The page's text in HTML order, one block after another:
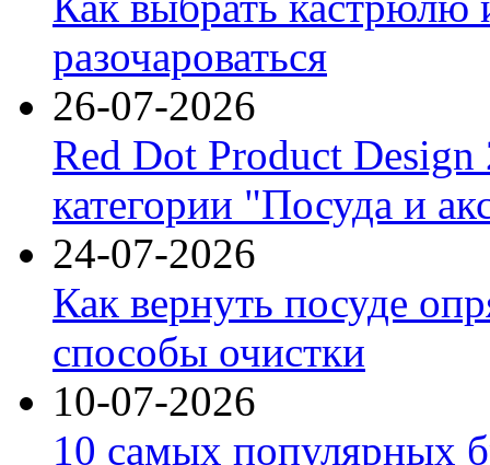
разочароваться
26-07-2026
Red Dot Product Design
категории "Посуда и
24-07-2026
Как вернуть посуде
способы очистки
10-07-2026
10 самых популярных